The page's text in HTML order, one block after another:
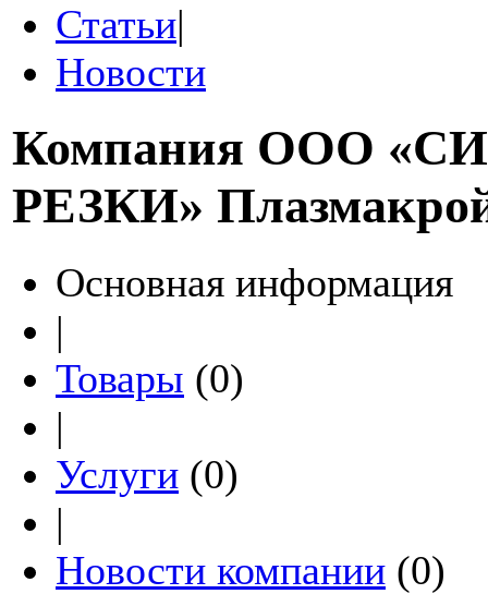
Статьи|
Новости
Компания ООО
РЕЗКИ»
Основная информация
|
Товары (0)
|
Услуги (0)
|
Новости компании (0)